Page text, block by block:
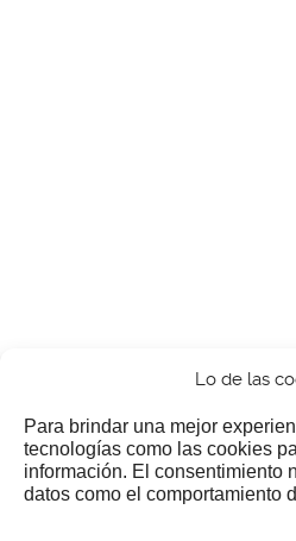
Lo de las
Para brindar una mejor
tecnologías como las cookies
información. El consentimiento
datos como el comportamiento
¿Nos invitas a un cafecillo?